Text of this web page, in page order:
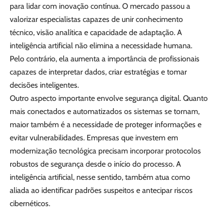
para lidar com inovação contínua. O mercado passou a
valorizar especialistas capazes de unir conhecimento
técnico, visão analítica e capacidade de adaptação. A
inteligência artificial não elimina a necessidade humana.
Pelo contrário, ela aumenta a importância de profissionais
capazes de interpretar dados, criar estratégias e tomar
decisões inteligentes.
Outro aspecto importante envolve segurança digital. Quanto
mais conectados e automatizados os sistemas se tornam,
maior também é a necessidade de proteger informações e
evitar vulnerabilidades. Empresas que investem em
modernização tecnológica precisam incorporar protocolos
robustos de segurança desde o início do processo. A
inteligência artificial, nesse sentido, também atua como
aliada ao identificar padrões suspeitos e antecipar riscos
cibernéticos.